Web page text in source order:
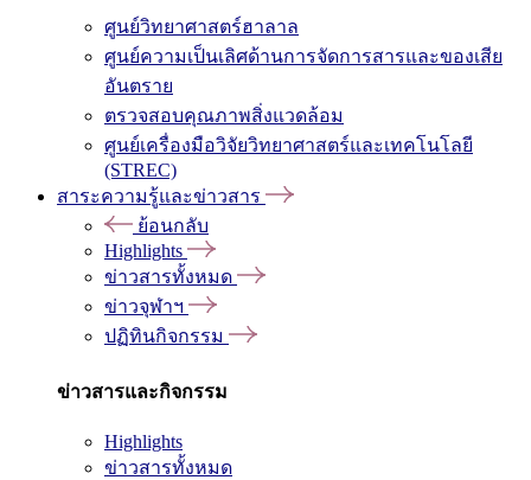
ศูนย์วิทยาศาสตร์ฮาลาล
ศูนย์ความเป็นเลิศด้านการจัดการสารและของเสีย
อันตราย
ตรวจสอบคุณภาพสิ่งแวดล้อม
ศูนย์เครื่องมือวิจัยวิทยาศาสตร์และเทคโนโลยี
(STREC)
สาระความรู้และข่าวสาร
ย้อนกลับ
Highlights
ข่าวสารทั้งหมด
ข่าวจุฬาฯ
ปฏิทินกิจกรรม
ข่าวสารและกิจกรรม
Highlights
ข่าวสารทั้งหมด